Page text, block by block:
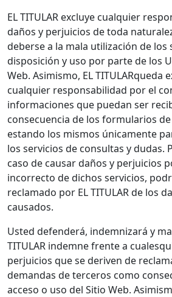
EL TITULAR excluye cualquier
daños y perjuicios de toda
deberse a la mala utilización de los
disposición y uso por parte de los
Web. Asimismo, EL TITULARqueda
cualquier responsabilidad por el
informaciones que puedan ser
consecuencia de los formularios
estando los mismos únicamente
los servicios de consultas y dudas.
caso de causar daños y perjuicios
incorrecto de dichos servicios,
reclamado por EL TITULAR de los
causados.
Usted defenderá, indemnizará y
TITULAR indemne frente a
perjuicios que se deriven de
demandas de terceros como
acceso o uso del Sitio Web.